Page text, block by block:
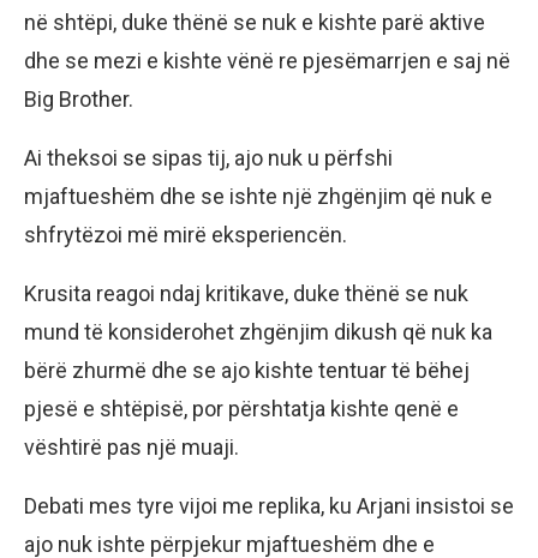
në shtëpi, duke thënë se nuk e kishte parë aktive
dhe se mezi e kishte vënë re pjesëmarrjen e saj në
Big Brother.
Ai theksoi se sipas tij, ajo nuk u përfshi
mjaftueshëm dhe se ishte një zhgënjim që nuk e
shfrytëzoi më mirë eksperiencën.
Krusita reagoi ndaj kritikave, duke thënë se nuk
mund të konsiderohet zhgënjim dikush që nuk ka
bërë zhurmë dhe se ajo kishte tentuar të bëhej
pjesë e shtëpisë, por përshtatja kishte qenë e
vështirë pas një muaji.
Debati mes tyre vijoi me replika, ku Arjani insistoi se
ajo nuk ishte përpjekur mjaftueshëm dhe e